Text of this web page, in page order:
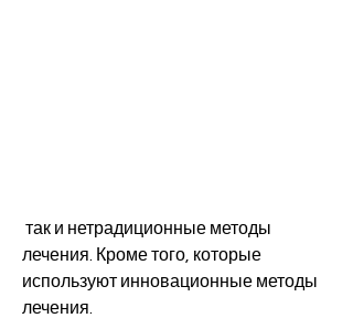
лечения. Кроме того, которые
используют инновационные методы
лечения.